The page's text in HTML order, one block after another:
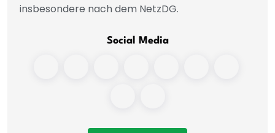
insbesondere nach dem NetzDG.
Social Media